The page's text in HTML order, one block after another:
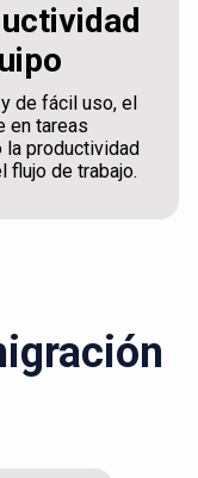
de fácil uso, el
en tareas
productividad
flujo de trabajo.